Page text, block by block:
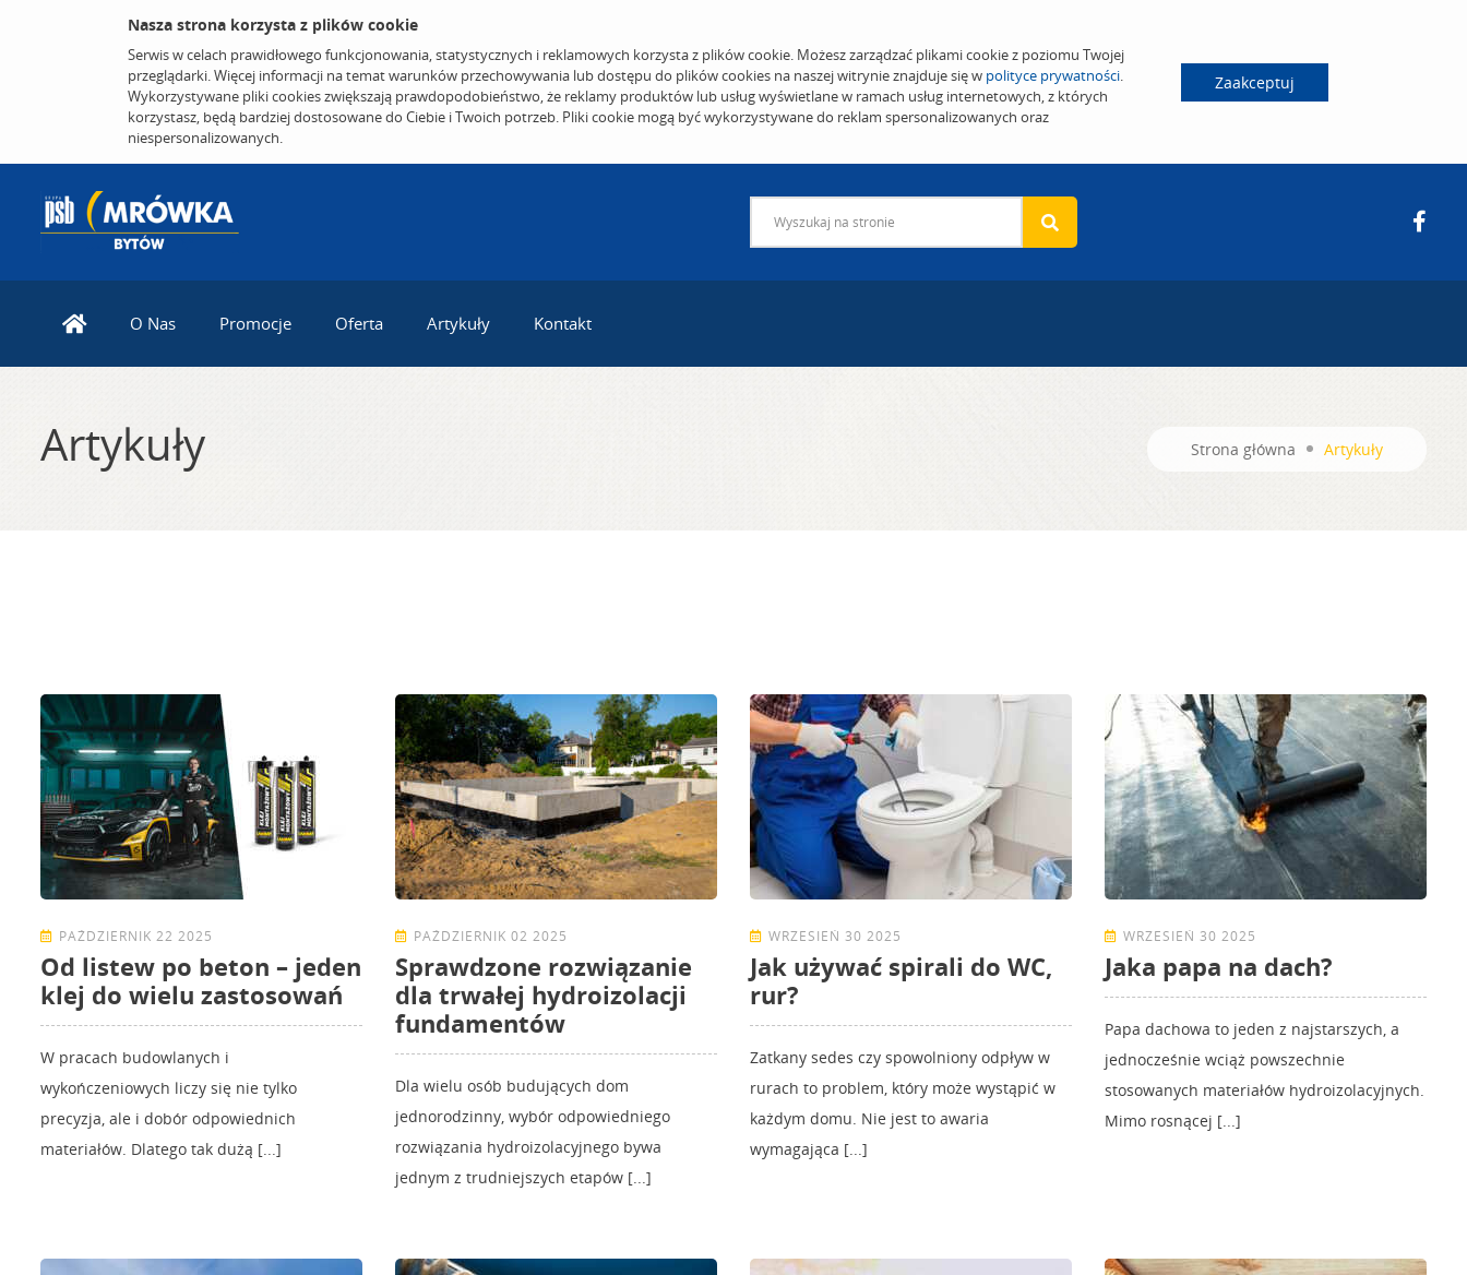
Nasza strona korzysta z plików cookie
Serwis w celach prawidłowego funkcjonowania, statystycznych i reklamowych korzysta z plików cookie. Możesz zarządzać plikami cookie z poziomu Twojej
przeglądarki. Więcej informacji na temat warunków przechowywania lub dostępu do plików cookies na naszej witrynie znajduje się w polityce prywatności.
Wykorzystywane pliki cookies zwiększają prawdopodobieństwo, że reklamy produktów lub usług wyświetlane w ramach usług internetowych, z których
korzystasz, będą bardziej dostosowane do Ciebie i Twoich potrzeb. Pliki cookie mogą być wykorzystywane do reklam spersonalizowanych oraz
niespersonalizowanych.
Zaakceptuj
O Nas Promocje Oferta Artykuły Kontakt
Artykuły Strona główna Artykuły
PAŹDZIERNIK 22 2025
Od listew po beton – jeden
klej do wielu zastosowań
W pracach budowlanych i
wykończeniowych liczy się nie tylko
precyzja, ale i dobór odpowiednich
materiałów. Dlatego tak dużą [...]
PAŹDZIERNIK 02 2025
Sprawdzone rozwiązanie
dla trwałej hydroizolacji
fundamentów
Dla wielu osób budujących dom
jednorodzinny, wybór odpowiedniego
rozwiązania hydroizolacyjnego bywa
jednym z trudniejszych etapów [...]
WRZESIEŃ 30 2025
Jak używać spirali do WC,
rur?
Zatkany sedes czy spowolniony odpływ w
rurach to problem, który może wystąpić w
każdym domu. Nie jest to awaria
wymagająca [...]
WRZESIEŃ 30 2025
Jaka papa na dach?
Papa dachowa to jeden z najstarszych, a
jednocześnie wciąż powszechnie
stosowanych materiałów hydroizolacyjnych.
Mimo rosnącej [...]